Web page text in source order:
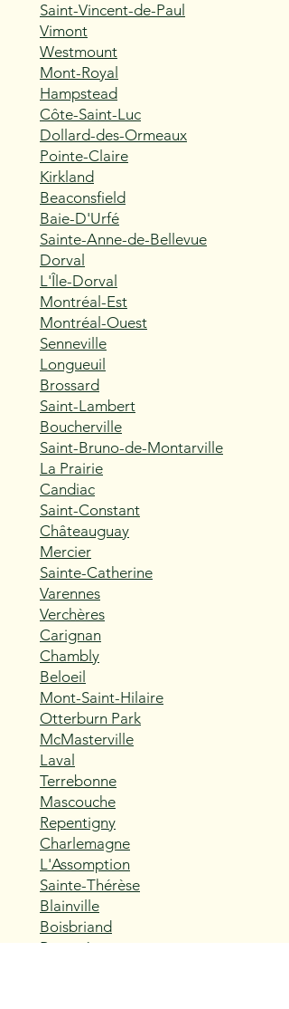
Saint-Vincent-de-Paul
Vimont
Westmount
Mont-Royal
Hampstead
Côte-Saint-Luc
Dollard-des-Ormeaux
Pointe-Claire
Kirkland
Beaconsfield
Baie-D'Urfé
Sainte-Anne-de-Bellevue
Dorval
L'Île-Dorval
Montréal-Est
Montréal-Ouest
Senneville
Longueuil
Brossard
Saint-Lambert
Boucherville
Saint-Bruno-de-Montarville
La Prairie
Candiac
Saint-Constant
Châteauguay
Mercier
Sainte-Catherine
Varennes
Verchères
Carignan
Chambly
Beloeil
Mont-Saint-Hilaire
Otterburn Park
McMasterville
Laval
Terrebonne
Mascouche
Repentigny
Charlemagne
L'Assomption
Sainte-Thérèse
Blainville
Boisbriand
Rosemère